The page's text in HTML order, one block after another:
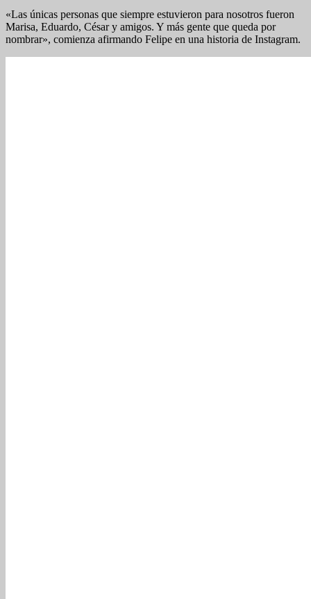
«Las únicas personas que siempre estuvieron para nosotros fueron
Marisa, Eduardo, César y amigos. Y más gente que queda por
nombrar», comienza afirmando Felipe en una historia de Instagram.